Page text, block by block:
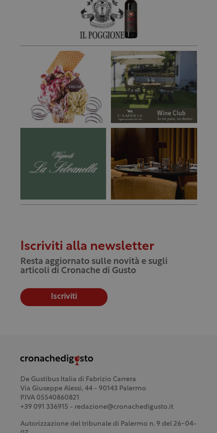
Iscriviti alla newsletter
Resta aggiornato sulle novità e sugli
articoli di Cronache di Gusto
Iscriviti
De Gustibus Italia di Fabrizio Carrera
Via Giuseppe Alessi, 44 - 90143 Palermo
P.IVA 05540860821
+39 091 336915 - redazione@cronachedigusto.it
Autorizzazione del tribunale di Palermo n. 9 del 26-04-